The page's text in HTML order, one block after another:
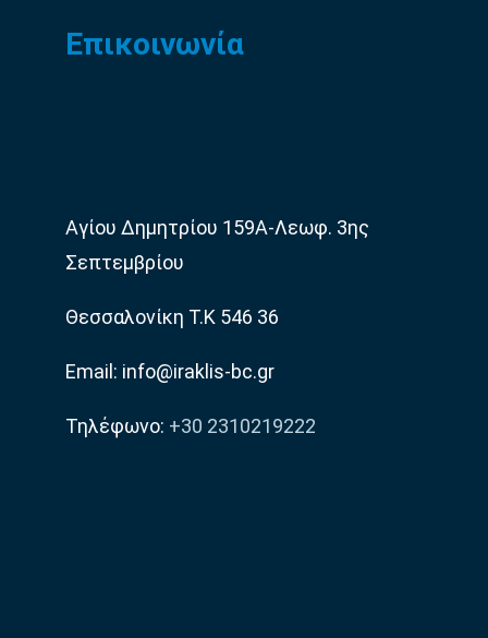
Επικοινωνία
Αγίου Δημητρίου 159Α-Λεωφ. 3ης
Σεπτεμβρίου
Θεσσαλονίκη Τ.Κ 546 36
Email: info@iraklis-bc.gr
Τηλέφωνο: +30 2310219222